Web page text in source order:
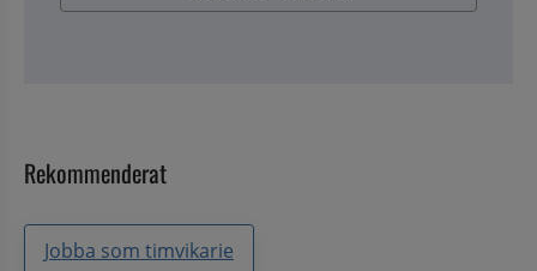
Rekommenderat
Jobba som timvikarie